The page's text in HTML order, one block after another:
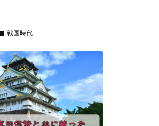
戦国時代